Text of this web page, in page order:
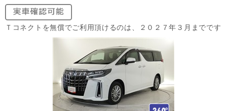
Ｔコネクトを無償でご利用頂けるのは、２０２７年３月までです